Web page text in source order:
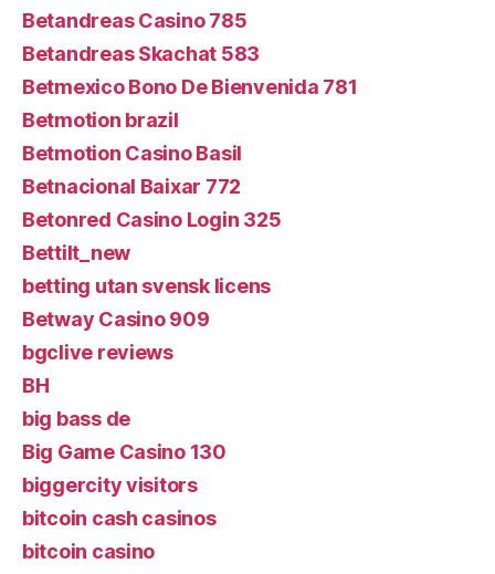
Betandreas Casino 785
Betandreas Skachat 583
Betmexico Bono De Bienvenida 781
Betmotion brazil
Betmotion Casino Basil
Betnacional Baixar 772
Betonred Casino Login 325
Bettilt_new
betting utan svensk licens
Betway Casino 909
bgclive reviews
BH
big bass de
Big Game Casino 130
biggercity visitors
bitcoin cash casinos
bitcoin casino